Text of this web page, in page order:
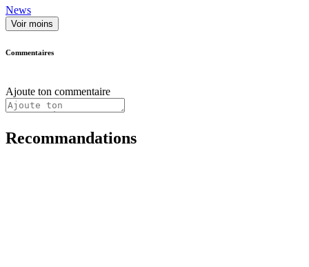
News
Voir moins
Commentaires
Ajoute ton commentaire
Recommandations